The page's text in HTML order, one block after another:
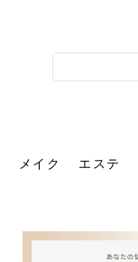
メイク エステ